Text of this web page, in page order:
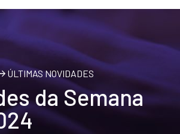
ÚLTIMAS NOVIDADES
da Semana